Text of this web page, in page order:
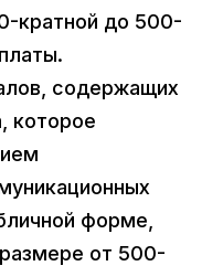
кратной до 500-
содержащих
которое
форме,
от 500-